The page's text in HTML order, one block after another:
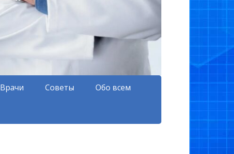
Врачи Советы Обо всем